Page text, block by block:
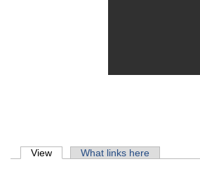
Primary tabs
View (active tab)What links here